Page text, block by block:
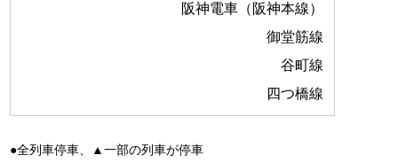
阪神電車（阪神本線）
御堂筋線
谷町線
四つ橋線
●全列車停車、▲一部の列車が停車